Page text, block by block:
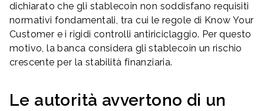
dichiarato che gli stablecoin non soddisfano requisiti
normativi fondamentali, tra cui le regole di Know Your
Customer e i rigidi controlli antiriciclaggio. Per questo
motivo, la banca considera gli stablecoin un rischio
crescente per la stabilità finanziaria.
Le autorità avvertono di un